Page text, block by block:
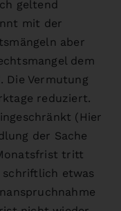
geltend
mit der
aber
dem
Die Vermutung
reduziert.
(Hier
der Sache
tritt
schriftlich etwas